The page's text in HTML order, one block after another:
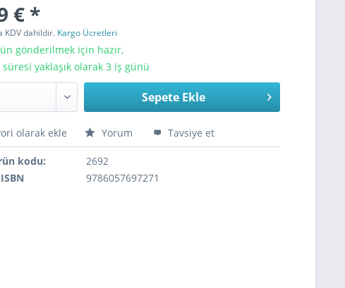
€ *
KDV dahildir. Kargo Ücretleri
gönderilmek için hazır,
yaklaşık olarak 3 iş günü
Sepete Ekle
olarak ekle Yorum Tavsiye et
kodu:
2692
9786057697271